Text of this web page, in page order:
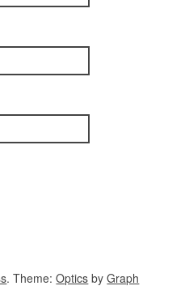
. Theme:Optics byGraph